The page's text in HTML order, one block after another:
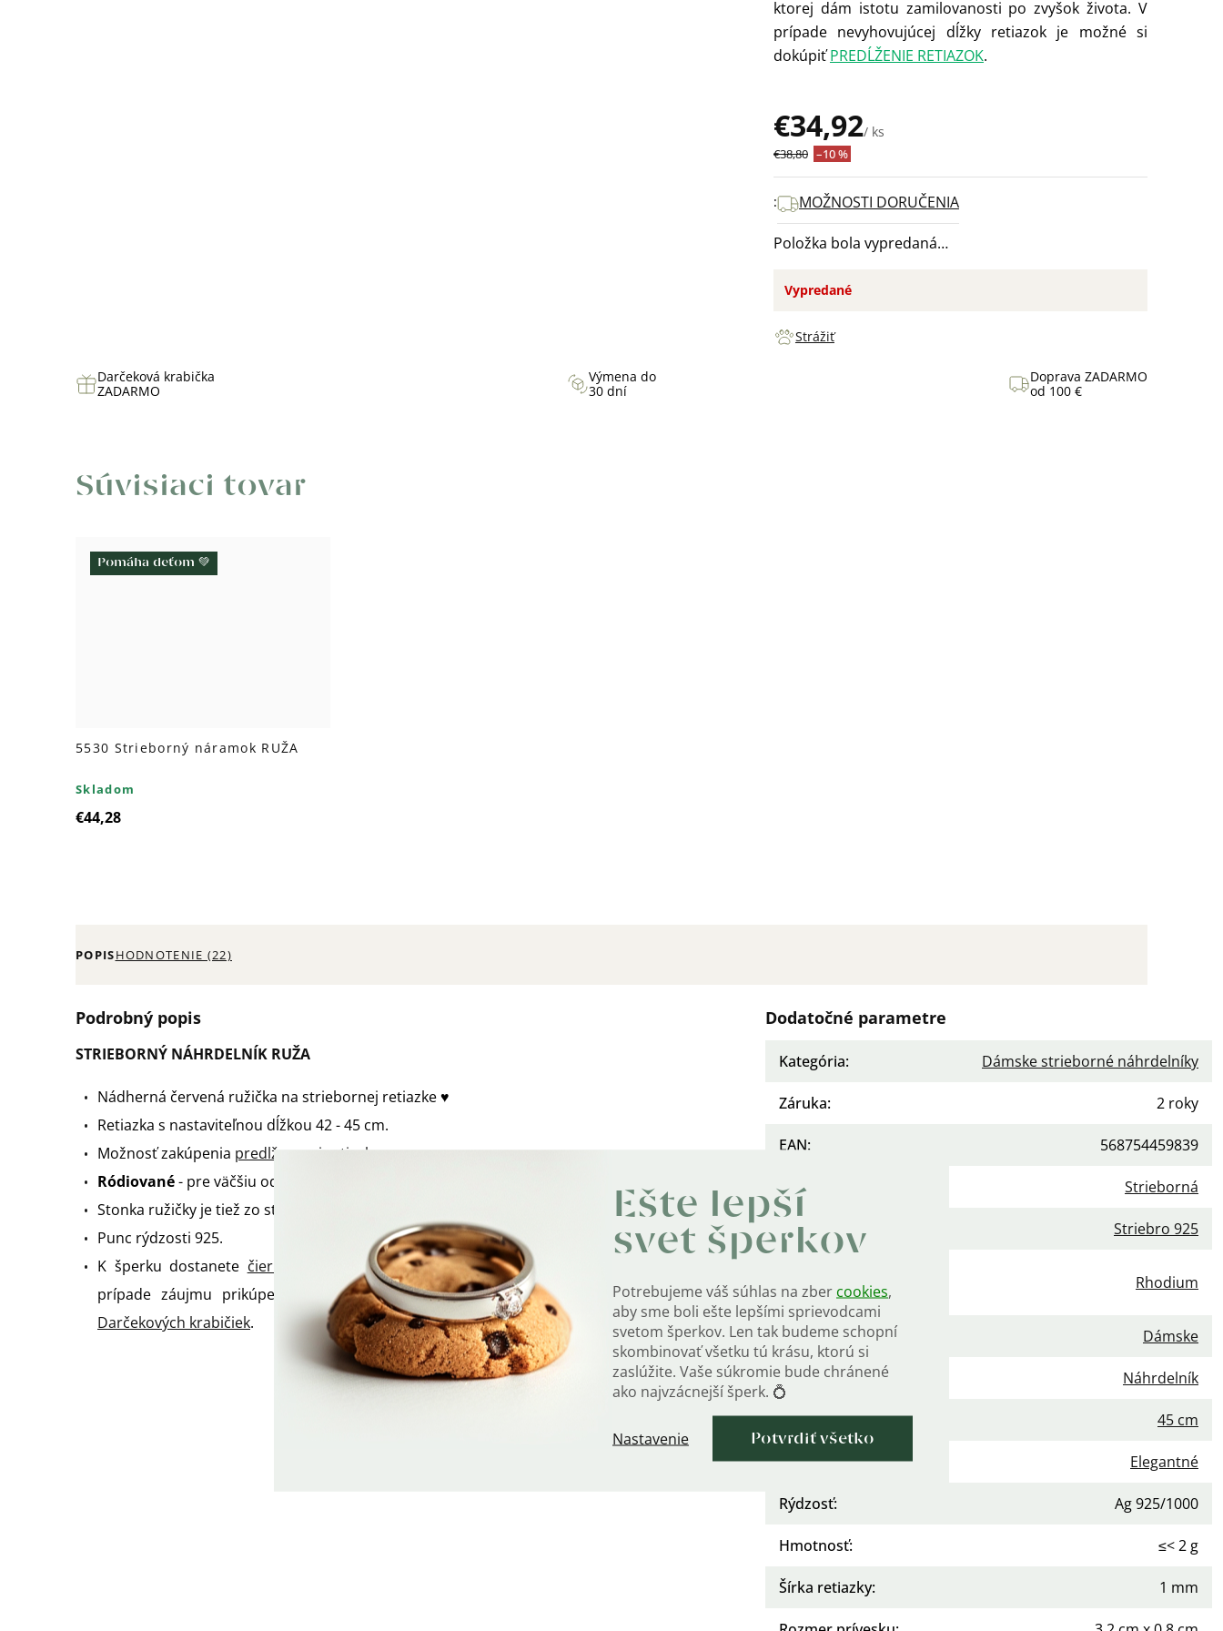
Ešte lepší
svet šperkov
Potrebujeme váš súhlas na zber cookies,
aby sme boli ešte lepšími sprievodcami
svetom šperkov. Len tak budeme schopní
skombinovať všetku tú krásu, ktorú si
zaslúžite. Vaše súkromie bude chránené
ako najvzácnejší šperk. 💍
Nastavenie Potvrdiť všetko
€38,80 –10 %
€34,92/ ks
Jednotková
cena:
Vypredané
MOŽNOSTI DORUČENIA
Položka bola vypredaná…
ktorej dám istotu zamilovanosti po zvyšok života. V
prípade nevyhovujúcej dĺžky retiazok je možné si
dokúpiťPREDĹŽENIE RETIAZOK.
Strážiť
Darčeková krabička
ZADARMO
Výmena do
30 dní
Doprava ZADARMO
od 100 €
Súvisiaci tovar
Pomáha deťom 💚
5530 Strieborný náramok RUŽA
Skladom
€44,28
POPISHODNOTENIE (22)
Podrobný popis
STRIEBORNÝ NÁHRDELNÍK RUŽA
Nádherná červená ružička na striebornej retiazke ♥
Retiazka s nastaviteľnou dĺžkou 42 - 45 cm.
Možnosť zakúpenia predlžovacej retiazky.
Ródiované- pre väčšiu odolnosť, vyšší lesk a dlhšiu životnosť.
Stonka ružičky je tiež zo striebra.
Punc rýdzosti 925.
K šperku dostanete čiernu darčekovú krabičku s logom OLIVIE
, ktorá je úplne zadarmo. V
prípade záujmu prikúpenia inej darčekovej krabičky, môžete si vybrať z našej kategórie
Darčekových krabičiek.
Dodatočné parametre
Kategória: Dámske strieborné náhrdelníky
Záruka: 2 roky
EAN: 568754459839
Farba Strieborná
Materiál: Striebro 925
úprava:
Rhodium
Určenie: Dámske
Kategória: Náhrdelník
Dĺžka retiazky: 45 cm
Styl: Elegantné
Rýdzosť: Ag 925/1000
Hmotnosť: ≤< 2 g
Šírka retiazky: 1 mm